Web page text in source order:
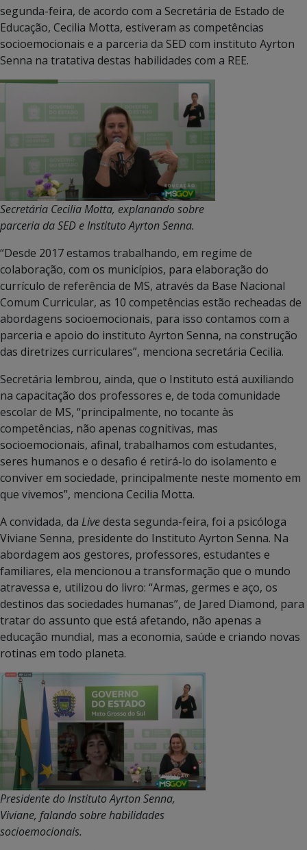
segunda-feira, de acordo com a Secretária de Estado de
Educação, Cecilia Motta, estiveram as competências
socioemocionais e a parceria da SED com instituto Ayrton
Senna na tratativa destas habilidades com a REE.
Secretária Cecilia Motta, explanando sobre
parceria da SED e Instituto Ayrton Senna.
“Desde 2017 estamos trabalhando, em regime de
colaboração, com os municípios, para elaboração do
currículo de referência de MS, através da Base Nacional
Comum Curricular, as 10 competências estão recheadas de
abordagens socioemocionais, para isso contamos com a
parceria e apoio do instituto Ayrton Senna, na construção
das diretrizes curriculares”, menciona secretária Cecilia.
Secretária lembrou, ainda, que o Instituto está auxiliando
na capacitação dos professores e, de toda comunidade
escolar de MS, “principalmente, no tocante às
competências, não apenas cognitivas, mas
socioemocionais, afinal, trabalhamos com estudantes,
seres humanos e o desafio é retirá-lo do isolamento e
conviver em sociedade, principalmente neste momento em
que vivemos”, menciona Cecilia Motta.
A convidada, da Livedesta segunda-feira, foi a psicóloga
Viviane Senna, presidente do Instituto Ayrton Senna. Na
abordagem aos gestores, professores, estudantes e
familiares, ela mencionou a transformação que o mundo
atravessa e, utilizou do livro: “Armas, germes e aço, os
destinos das sociedades humanas”, de Jared Diamond, para
tratar do assunto que está afetando, não apenas a
educação mundial, mas a economia, saúde e criando novas
rotinas em todo planeta.
Presidente do Instituto Ayrton Senna,
Viviane, falando sobre habilidades
socioemocionais.